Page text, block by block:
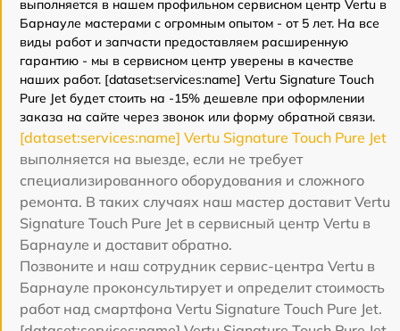
выполняется в нашем профильном сервисном центр Vertu в
Барнауле мастерами с огромным опытом - от 5 лет. На все
виды работ и запчасти предоставляем расширенную
гарантию - мы в сервисном центр уверены в качестве
наших работ. [dataset:services:name] Vertu Signature Touch
Pure Jet будет стоить на -15% дешевле при оформлении
заказа на сайте через звонок или форму обратной связи.
[dataset:services:name] Vertu Signature Touch Pure Jet
выполняется на выезде, если не требует
специализированного оборудования и сложного
ремонта. В таких случаях наш мастер доставит Vertu
Signature Touch Pure Jet в сервисный центр Vertu в
Барнауле и доставит обратно.
Позвоните и наш сотрудник сервис-центра Vertu в
Барнауле проконсультирует и определит стоимость
работ над смартфона Vertu Signature Touch Pure Jet.